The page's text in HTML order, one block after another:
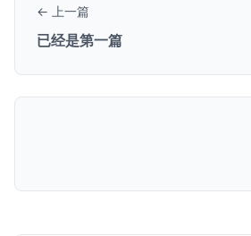
← 上一篇
已经是第一篇